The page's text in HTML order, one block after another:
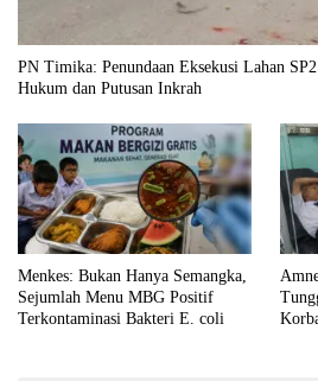
PN Timika: Penundaan Eksekusi Lahan
Hukum dan Putusan Inkrah
Menkes: Bukan Hanya Semangka,
Sejumlah Menu MBG Positif
Terkontaminasi Bakteri E. coli